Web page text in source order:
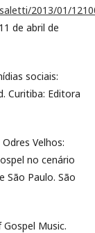
2013/01/
de abril de
sociais:
Curitiba: Editora
Velhos:
no cenário
São Paulo. São
Music.